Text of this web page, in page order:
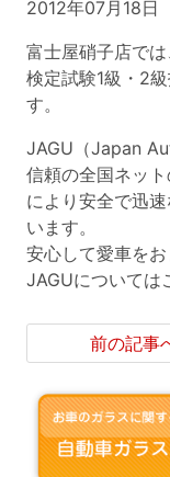
2012年07月18日
富士屋硝子店で
検定試験1級・2
す。
JAGU（Japan
信頼の全国ネッ
により安全で迅
います。
安心して愛車をお
JAGUについては
前の記事